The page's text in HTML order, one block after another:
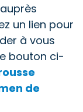
un lien pour
à vous
bouton ci-
de